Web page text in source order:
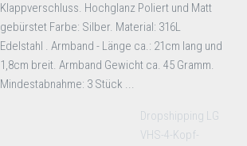
Klappverschluss. Hochglanz Poliert und Matt
gebürstet Farbe: Silber. Material: 316L
Edelstahl . Armband - Länge ca.: 21cm lang und
1,8cm breit. Armband Gewicht ca. 45 Gramm.
Mindestabnahme: 3 Stück ...
Dropshipping LG
VHS-4-Kopf-